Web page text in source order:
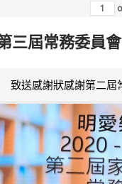
三屆常務委員
致送感謝狀感謝第二屆